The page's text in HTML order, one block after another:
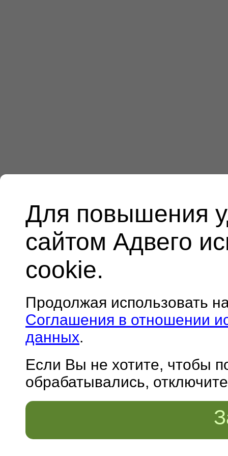
Для повышения
сайтом Адвего
cookie.
Продолжая использовать
Соглашения в отношении
данных.
Если Вы не хотите, чтобы
обрабатывались,